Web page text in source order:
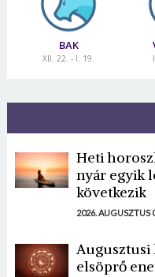
BAK
XII. 22. - I. 19.
Heti
nyár egyik
következik
2026. AUGUSZTUS
Augusztusi
elsöprő